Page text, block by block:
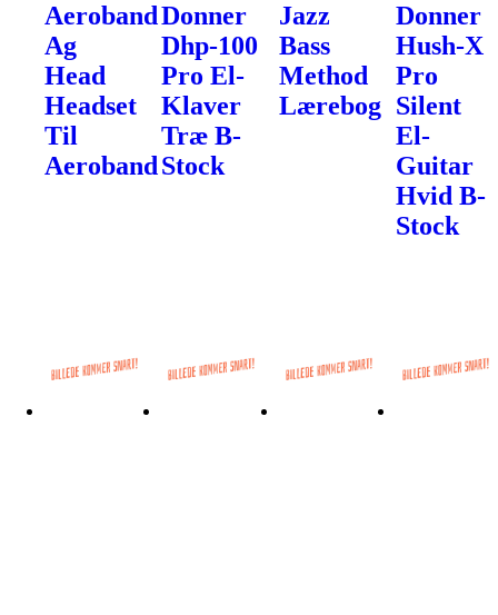
Aeroband
Ag
Head
Headset
Til
Aeroband
Donner
Dhp-100
Pro El-
Klaver
Træ B-
Stock
Jazz
Bass
Method
Lærebog
Donner
Hush-X
Pro
Silent
El-
Guitar
Hvid B-
Stock